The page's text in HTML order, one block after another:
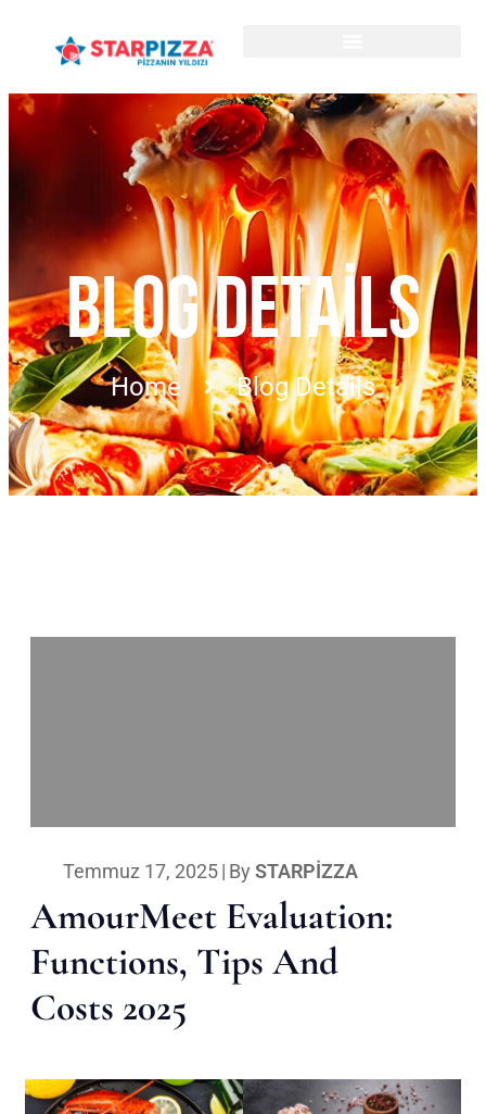
BLOG DETAILS
Home Blog Details
Temmuz 17, 2025| By STARPIZZA
AmourMeet Evaluation:
Functions, Tips And
Costs 2025